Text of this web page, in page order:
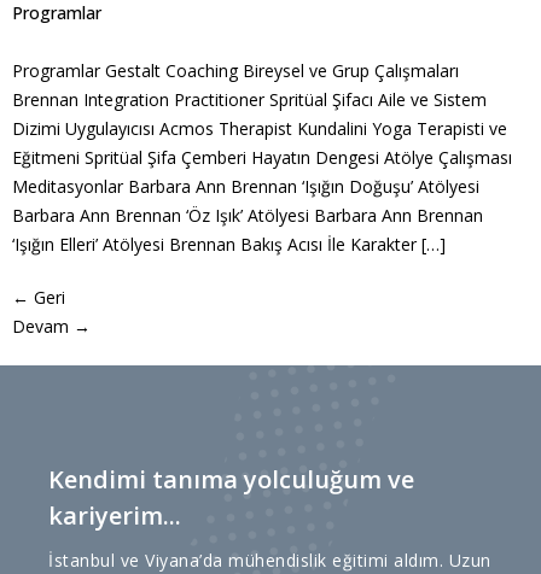
Programlar
Programlar Gestalt Coaching Bireysel ve Grup Çalışmaları
Brennan Integration Practitioner Spritüal Şifacı Aile ve Sistem
Dizimi Uygulayıcısı Acmos Therapist Kundalini Yoga Terapisti ve
Eğitmeni Spritüal Şifa Çemberi Hayatın Dengesi Atölye Çalışması
Meditasyonlar Barbara Ann Brennan ‘Işığın Doğuşu’ Atölyesi
Barbara Ann Brennan ‘Öz Işık’ Atölyesi Barbara Ann Brennan
‘Işığın Elleri’ Atölyesi Brennan Bakış Acısı İle Karakter […]
← Geri
Devam →
Kendimi tanıma yolculuğum ve
kariyerim...
İstanbul ve Viyana’da mühendislik eğitimi aldım. Uzun